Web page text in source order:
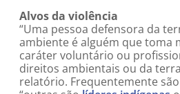
Alvos da violência
“Uma pessoa defensora da
ambiente é alguém que toma
caráter voluntário ou
direitos ambientais ou da
relatório. Frequentemente